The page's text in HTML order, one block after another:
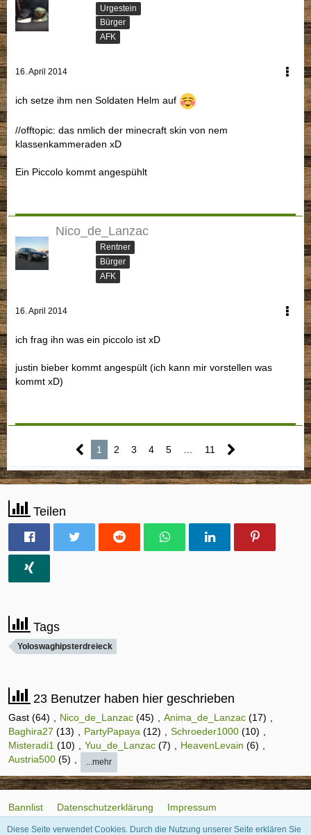
Urgestein
Bürger
AFK
16. April 2014
ich setze ihm nen Soldaten Helm auf
//offtopic: das nmlich der minecraft skin von nem
klassenkammeraden xD
Ein Piccolo kommt angespühlt
Nico_de_Lanzac
Rentner
Bürger
AFK
16. April 2014
ich frag ihn was ein piccolo ist xD
justin bieber kommt angespült (ich kann mir vorstellen was
kommt xD)
1 2 3 4 5 11
Teilen
Tags
Yoloswaghipsterdreieck
23 Benutzer haben hier geschrieben
Gast (64) Nico_de_Lanzac (45) Anima_de_Lanzac (17)
Baghira27 (13) PartyPapaya (12) Schroeder1000 (10)
Misteradi1 (10) Yuu_de_Lanzac (7) HeavenLevain (6)
Austria500 (5) ...mehr
Bannlist Datenschutzerklärung Impressum
Diese Seite verwendet Cookies. Durch die Nutzung unserer Seite erklären Sie